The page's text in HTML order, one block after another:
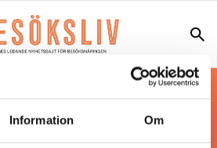
Information Om
landets mest uppdaterade
inom besöksnäringen.
form är ett affärsmagasin